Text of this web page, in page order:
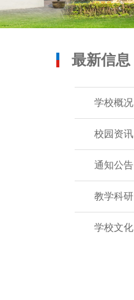
最新信息
学校概况
校园资讯
通知公告
教学科研
学校文化